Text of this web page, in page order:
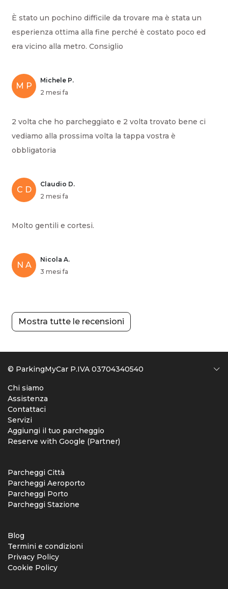
È stato un pochino difficile da trovare ma è stata un
esperienza ottima alla fine perché è costato poco ed
era vicino alla metro. Consiglio
M P
Michele P.
2 mesi fa
2 volta che ho parcheggiato e 2 volta trovato bene ci
vediamo alla prossima volta la tappa vostra è
obbligatoria
C D
Claudio D.
2 mesi fa
Molto gentili e cortesi.
N A
Nicola A.
3 mesi fa
Mostra tutte le recensioni
© ParkingMyCar P.IVA 03704340540
Chi siamo
Assistenza
Contattaci
Servizi
Aggiungi il tuo parcheggio
Reserve with Google (Partner)
Parcheggi Città
Parcheggi Aeroporto
Parcheggi Porto
Parcheggi Stazione
Blog
Termini e condizioni
Privacy Policy
Cookie Policy